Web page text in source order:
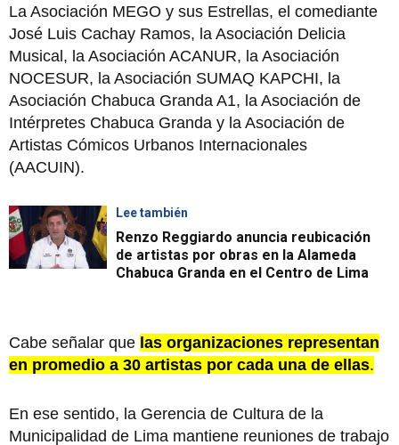
La Asociación MEGO y sus Estrellas, el comediante
José Luis Cachay Ramos, la Asociación Delicia
Musical, la Asociación ACANUR, la Asociación
NOCESUR, la Asociación SUMAQ KAPCHI, la
Asociación Chabuca Granda A1, la Asociación de
Intérpretes Chabuca Granda y la Asociación de
Artistas Cómicos Urbanos Internacionales
(AACUIN).
Lee también
Renzo Reggiardo anuncia reubicación
de artistas por obras en la Alameda
Chabuca Granda en el Centro de Lima
Cabe señalar que las organizaciones representan
en promedio a 30 artistas por cada una de ellas.
En ese sentido, la Gerencia de Cultura de la
Municipalidad de Lima mantiene reuniones de trabajo